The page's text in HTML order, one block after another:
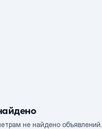
не найдено объявлений.